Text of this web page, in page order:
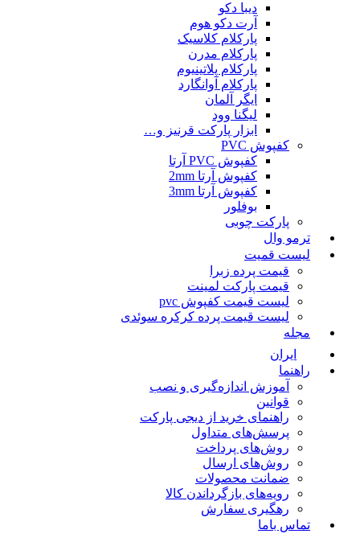
دیبا دکو
آرت دکو هوم
پارکلام کلاسیک
پارکلام مدرن
پارکلام پلاتینیوم
پارکلام آوانگارد
ایگر آلمان
لیگنا وود
ابزار پارکت قرنیز و…
کفپوش PVC
کفپوش PVC آرتا
کفپوش آرتا 2mm
کفپوش آرتا 3mm
بوفلور
پارکت چوبی
ترمو وال
لیست قمیت
قیمت پرده زبرا
قیمت پارکت لمینت
لیست قیمت کفپوش pvc
لیست قیمت پرده کرکره سوئدی
مجله
ایران
راهنما
آموزش اندازه‌گیری و نصب
قوانین
راهنمای خرید از دیجی پارکت
پرسش‌های متداول
روش‌های پرداخت
روش‌های ارسال
ضمانت محصولات
رویه‌های بازگرداندن کالا
رهگیری سفارش
تماس باما